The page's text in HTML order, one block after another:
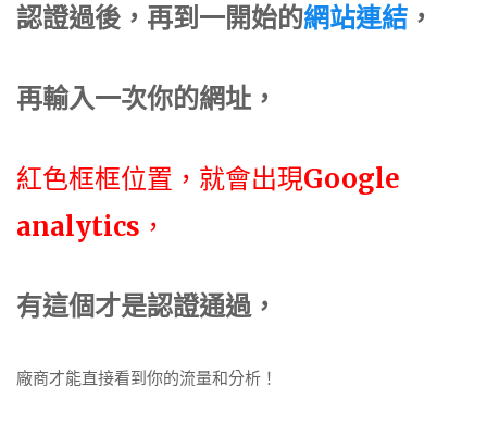
認證過後，再到一開始的網站連結 ，
再輸入一次你的網址，
紅色框框位置，就會出現Google
analytics ，
有這個才是認證通過，
廠商才能直接看到你的流量和分析！